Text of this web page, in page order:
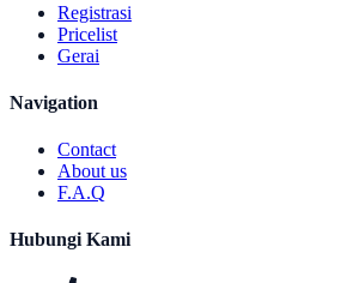
Registrasi
Pricelist
Gerai
Navigation
Contact
About us
F.A.Q
Hubungi Kami